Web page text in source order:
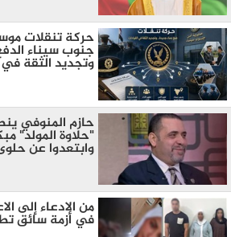
حركة تنقلات
جنوب سيناء
وتجديد الثقة في
​حازم المنوفي
"حلاوة المولد"
وابتعدوا عن
من الادعاء إلى
في أزمة سائق